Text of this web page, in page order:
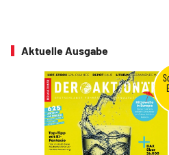
Aktuelle Ausgabe